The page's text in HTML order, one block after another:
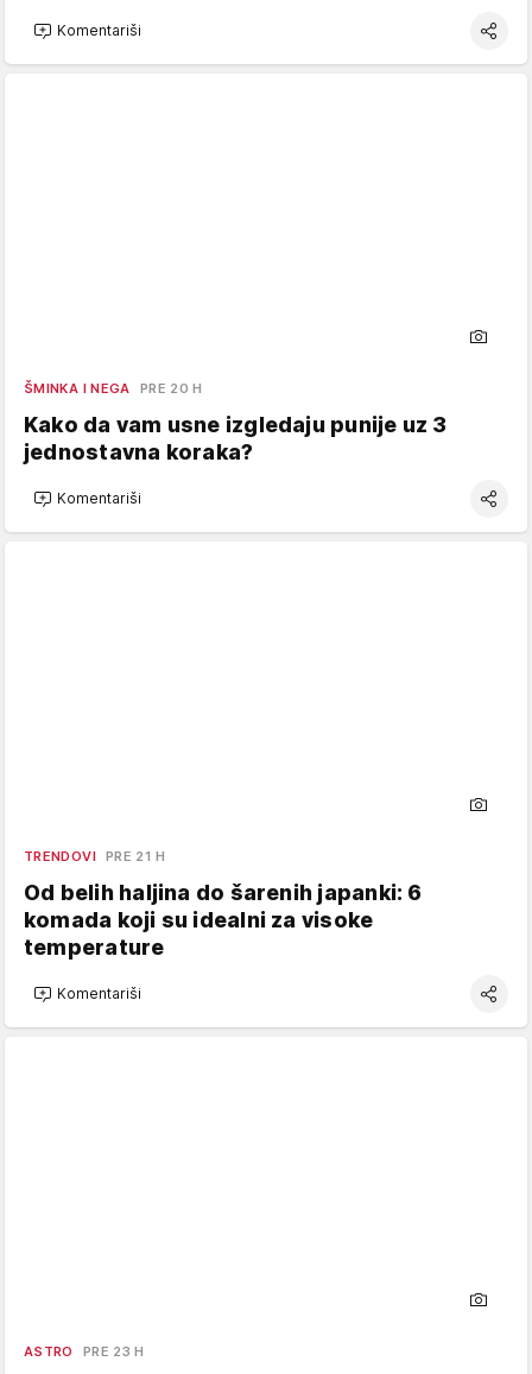
Komentariši
ŠMINKA I NEGA PRE 20 H
Kako da vam usne izgledaju punije uz 3
jednostavna koraka?
Komentariši
TRENDOVI PRE 21 H
Od belih haljina do šarenih japanki: 6
komada koji su idealni za visoke
temperature
Komentariši
ASTRO PRE 23 H